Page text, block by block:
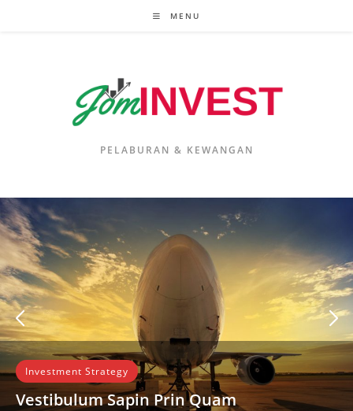
MENU
PELABURAN & KEWANGAN
Investment Strategy
Vestibulum Sapin Prin Quam